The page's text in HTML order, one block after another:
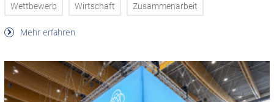
Wettbewerb Wirtschaft Zusammenarbeit
Mehr erfahren